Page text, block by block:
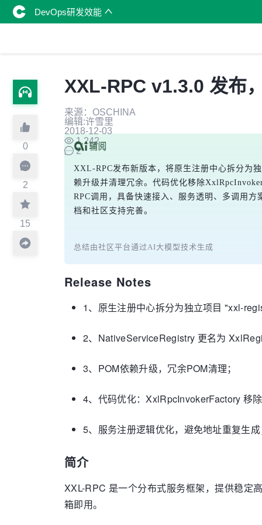
DevOps研发效能
0
2
15
XXL-RPC v1.3.0 发布
来源：OSCHINA
编辑:许雪里
2018-12-03
1,242
2
XXL-RPC发布新版本，将原生注册中心拆分为
赖升级并清理冗余。代码优化移除
RPC调用，具备快速接入、服务透明、多调用
档和社区支持完善。
总结由社区平台通过AI大模型技术生成
Release Notes
1、原生注册中心拆分为独立项目 "xxl-
2、NativeServiceRegistry 更名为
3、POM依赖升级，冗余POM清理；
4、代码优化：XxlRpcInvokerFactory 移
5、服务注册逻辑优化，避免地址重复生
简介
XXL-RPC 是一个分布式服务框架，提供稳定
箱即用。